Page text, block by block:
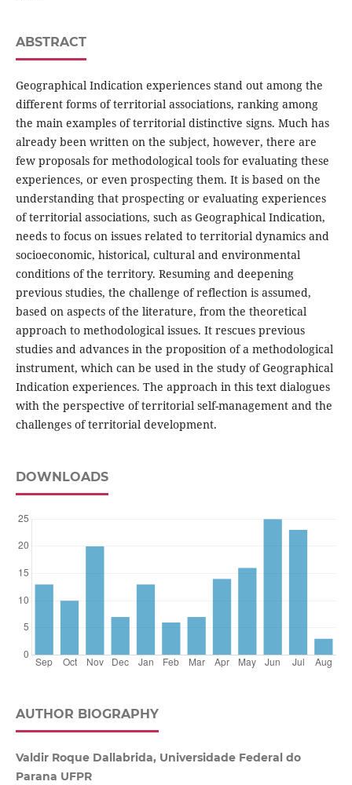
ABSTRACT
Geographical Indication experiences stand out among the
different forms of territorial associations, ranking among
the main examples of territorial distinctive signs. Much has
already been written on the subject, however, there are
few proposals for methodological tools for evaluating these
experiences, or even prospecting them. It is based on the
understanding that prospecting or evaluating experiences
of territorial associations, such as Geographical Indication,
needs to focus on issues related to territorial dynamics and
socioeconomic, historical, cultural and environmental
conditions of the territory. Resuming and deepening
previous studies, the challenge of reflection is assumed,
based on aspects of the literature, from the theoretical
approach to methodological issues. It rescues previous
studies and advances in the proposition of a methodological
instrument, which can be used in the study of Geographical
Indication experiences. The approach in this text dialogues
with the perspective of territorial self-management and the
challenges of territorial development.
DOWNLOADS
AUTHOR BIOGRAPHY
Valdir Roque Dallabrida, Universidade Federal do
Parana UFPR